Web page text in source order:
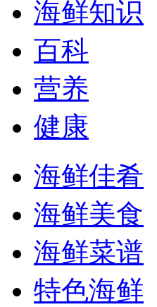
海鲜知识
百科
营养
健康
海鲜佳肴
海鲜美食
海鲜菜谱
特色海鲜